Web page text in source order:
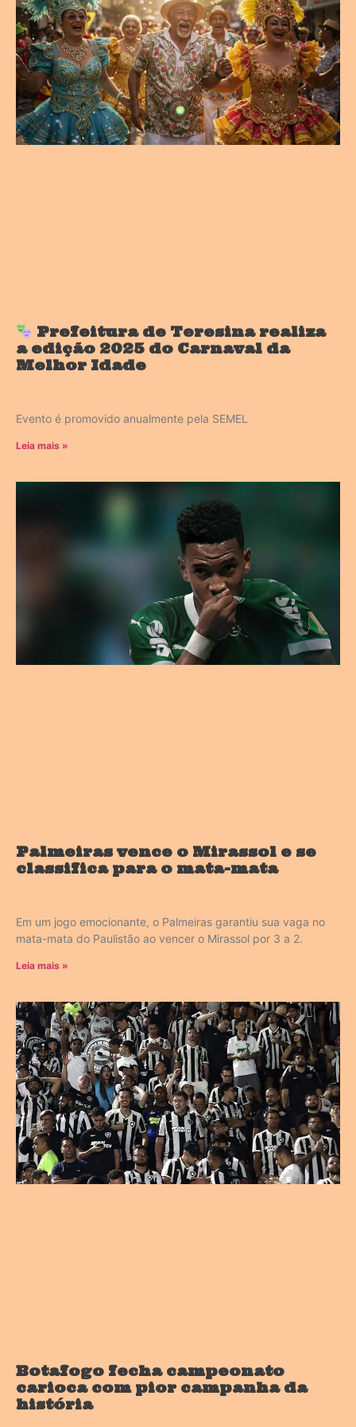
Prefeitura de Teresina realiza
a edição 2025 do Carnaval da
Melhor Idade
Evento é promovido anualmente pela SEMEL
Leia mais »
Palmeiras vence o Mirassol e se
classifica para o mata-mata
Em um jogo emocionante, o Palmeiras garantiu sua vaga no
mata-mata do Paulistão ao vencer o Mirassol por 3 a 2.
Leia mais »
Botafogo fecha campeonato
carioca com pior campanha da
história